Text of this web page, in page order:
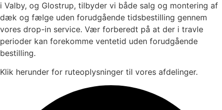
i Valby, og Glostrup, tilbyder vi både salg og montering af
dæk og fælge uden forudgående tidsbestilling gennem
vores drop-in service. Vær forberedt på at der i travle
perioder kan forekomme ventetid uden forudgående
bestilling.
Klik herunder for ruteoplysninger til vores afdelinger.